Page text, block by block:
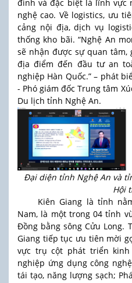
đình và đặc biệt là lĩnh vực
nghệ cao. Về logistics, ưu
cảng nội địa, dịch vụ
thống kho bãi. “Nghệ An
sẽ nhận được sự quan
địa điểm đến đầu tư an
nghiệp Hàn Quốc.” – phát
- Phó giám đốc Trung tâm
Du lịch tỉnh Nghệ An.
Đại diện tỉnh Nghệ An và
Hội
Kiên Giang là tỉnh
Nam, là một trong 04 tỉnh
Đồng bằng sông Cửu Long.
Giang tiếp tục ưu tiên mời
vực trụ cột phát triển
nghiệp ứng dụng công
tái tạo, năng lượng sạch;